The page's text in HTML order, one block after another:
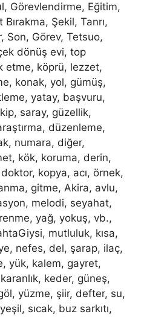
Görevlendirme, Eğitim,
Şekil, Tanrı,
Son, Görev, Tetsuo,
dönüş evi, top
etme, köprü, lezzet,
konak, yol, gümüş,
yatay, başvuru,
saray, güzellik,
düzenleme,
numara, diğer,
kök, koruma, derin,
kopya, acı, örnek,
gitme, Akira, avlu,
melodi, seyahat,
yağ, yokuş, vb.,
mutluluk, kısa,
nefes, del, şarap, ilaç,
yük, kalem, gayret,
keder, güneş,
yüzme, şiir, defter, su,
sıcak, buz sarkıtı,